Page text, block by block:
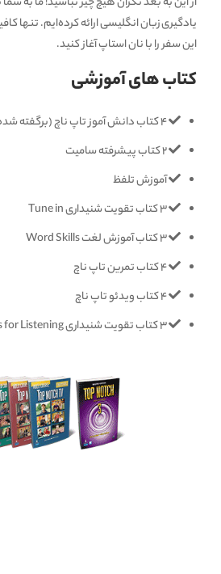
یادگیری زبان انگلیسی ارائه کرده‌ایم. تنها
این سفر را با نان استاپ آغاز کنید.
کتاب های آموزشی
آموزش تلفظ